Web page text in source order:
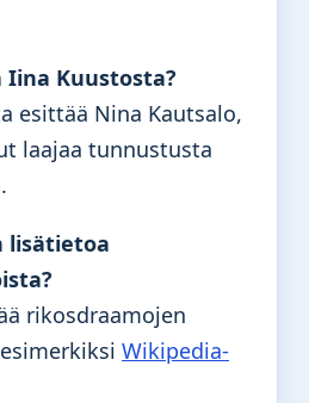
Kuustosta?
esittää Nina Kautsalo,
laajaa tunnustusta
lisätietoa
rikosdraamojen
Wikipedia-